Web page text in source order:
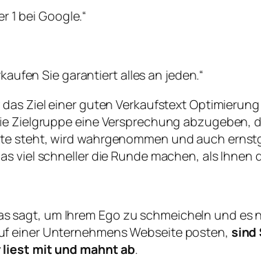
1 bei Google.“
Sie garantiert alles an jeden.“
Ziel einer guten Verkaufstext
Zielgruppe eine Versprechung abzugeben,
steht, wird wahrgenommen und auch
viel schneller die Runde machen, als Ihnen
sagt, um Ihrem Ego zu schmeicheln und es
einer Unternehmens Webseite posten, sind
mit und mahnt ab.